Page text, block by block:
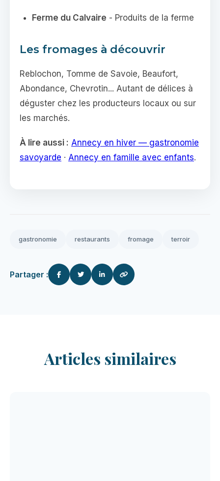
Ferme du Calvaire - Produits de la ferme
Les fromages à découvrir
Reblochon, Tomme de Savoie, Beaufort,
Abondance, Chevrotin... Autant de délices à
déguster chez les producteurs locaux ou sur
les marchés.
À lire aussi : Annecy en hiver — gastronomie
savoyarde · Annecy en famille avec enfants.
gastronomie restaurants fromage terroir
Partager :
Articles similaires